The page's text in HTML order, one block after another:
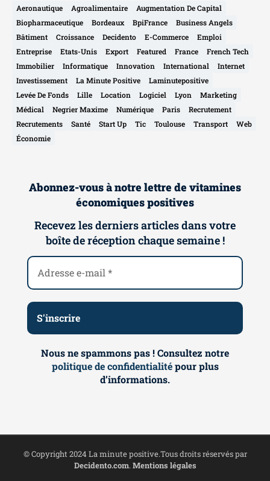
Aeronautique Agroalimentaire
Augmentation De Capital
Biopharmaceutique
Bordeaux BpiFrance
Business Angels
Bâtiment
Croissance Decidento E-Commerce
Emploi
Entreprise
Etats-Unis Export Featured France
French Tech
Immobilier
Informatique Innovation International
Internet
Investissement
La Minute Positive
Laminutepositive
Levée De Fonds
Lille Location Logiciel Lyon
Marketing
Médical
Negrier Maxime Numérique Paris
Recrutement
Recrutements
Santé Start Up Tic Toulouse Transport
Web
Économie
Abonnez-vous à notre lettre de vitamines
économiques positives
Recevez les derniers articles dans votre
boîte de réception chaque semaine !
Nous ne spammons pas ! Consultez notre
politique de confidentialitépour plus
d’informations.
© Copyright 2024 La minute positive.Tous droits réservés par
Decidento.com.Mentions légales